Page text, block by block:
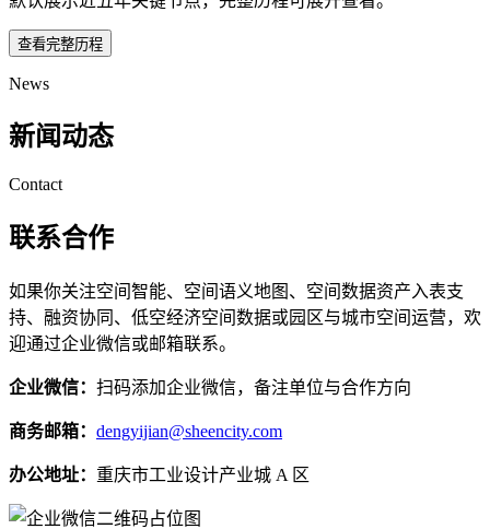
查看完整历程
News
新闻动态
Contact
联系合作
如果你关注空间智能、空间语义地图、空间数据资产入表支
持、融资协同、低空经济空间数据或园区与城市空间运营，欢
迎通过企业微信或邮箱联系。
企业微信： 扫码添加企业微信，备注单位与合作方向
商务邮箱： dengyijian@sheencity.com
办公地址： 重庆市工业设计产业城 A 区